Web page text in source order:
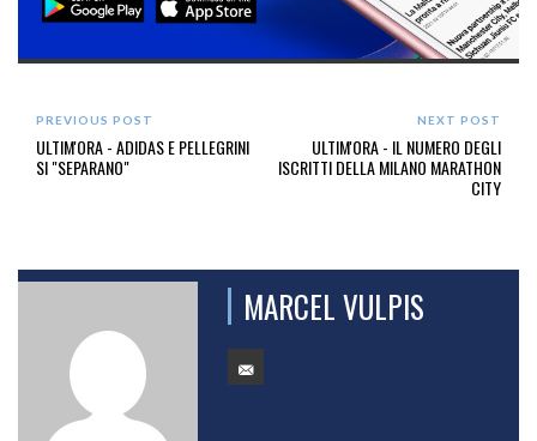
PREVIOUS POST
ULTIM'ORA - ADIDAS E PELLEGRINI
SI "SEPARANO"
NEXT POST
ULTIM'ORA - IL NUMERO DEGLI
ISCRITTI DELLA MILANO MARATHON
CITY
MARCEL VULPIS